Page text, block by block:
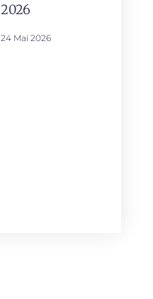
2026
24 Mai 2026